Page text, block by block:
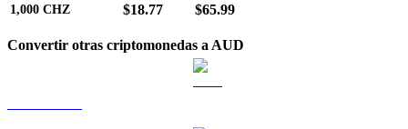
1,000 CHZ $18.77 $65.99
Convertir otras criptomonedas a AUD